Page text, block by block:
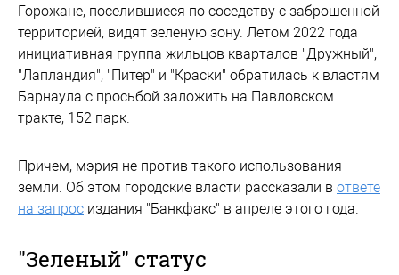
Горожане, поселившиеся по соседству с заброшенной
территорией, видят зеленую зону. Летом 2022 года
инициативная группа жильцов кварталов "Дружный",
"Лапландия", "Питер" и "Краски" обратилась к властям
Барнаула с просьбой заложить на Павловском
тракте, 152 парк.
Причем, мэрия не против такого использования
земли. Об этом городские власти рассказали в ответе
на запрос издания "Банкфакс" в апреле этого года.
"Зеленый" статус